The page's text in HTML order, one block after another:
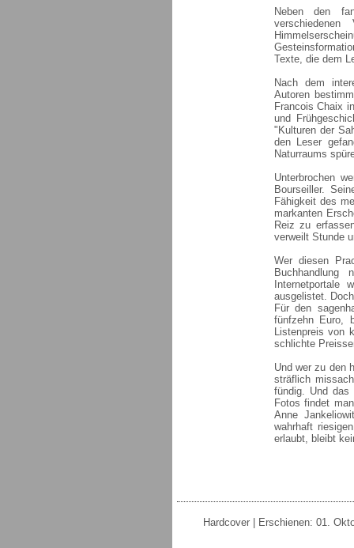
Neben den
Texte, die dem
Nach dem
Autoren
Francois Chaix
und
"Kulturen der
den Leser
Naturraums
Unterbrochen
Bourseiller.
Fähigkeit des
markanten
Reiz zu
verweilt Stunde
Wer diesen
Buchhandlung
Internetportale
ausgelistet.
Für den
fünfzehn Euro,
Listenpreis von
schlichte
Und wer zu den
sträflich
fündig. Und
Fotos findet
Anne
wahrhaft
erlaubt, bleibt
Hardcover | Erschienen: 01.